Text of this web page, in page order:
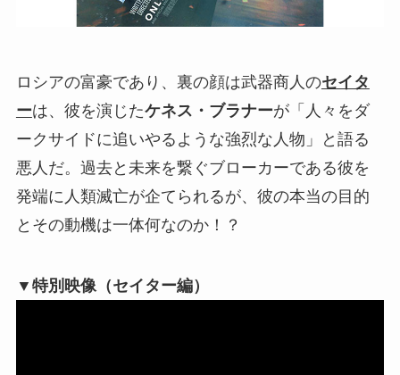
ロシアの富豪であり、裏の顔は武器商人のセイタ
ーは、彼を演じたケネス・ブラナーが「人々をダ
ークサイドに追いやるような強烈な人物」と語る
悪人だ。過去と未来を繋ぐブローカーである彼を
発端に人類滅亡が企てられるが、彼の本当の目的
とその動機は一体何なのか！？
▼特別映像（セイター編）